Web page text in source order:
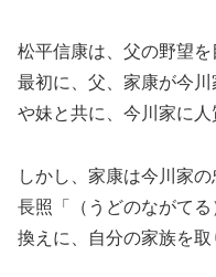
松平信康は、父の野望
最初に、父、家康が今
や妹と共に、今川家に人
しかし、家康は今川家
長照「（うどのながて
換えに、自分の家族を取